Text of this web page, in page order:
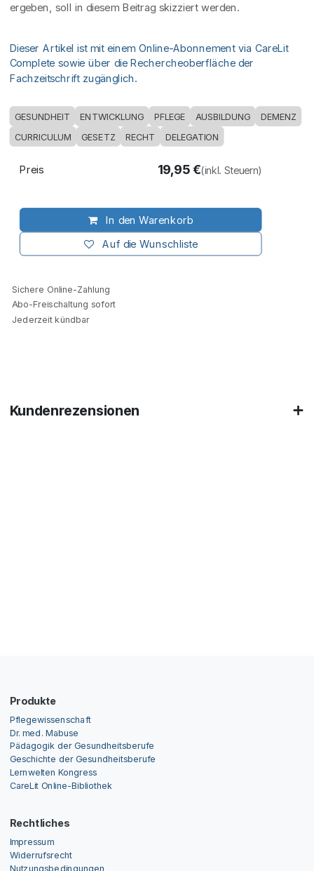
ergeben, soll in diesem Beitrag skizziert werden.
Dieser Artikel ist mit einem Online-Abonnement via CareLit
Complete sowie über die Rechercheoberfläche der
Fachzeitschrift zugänglich.
GESUNDHEIT ENTWICKLUNG PFLEGE AUSBILDUNG DEMENZ
CURRICULUM GESETZ RECHT DELEGATION
In den Warenkorb
Auf die Wunschliste
Preis 19,95€(inkl. Steuern)
Sichere Online-Zahlung
Abo-Freischaltung sofort
Jederzeit kündbar
Kundenrezensionen
Produkte
Pflegewissenschaft
Dr. med. Mabuse
Pädagogik der Gesundheitsberufe
Geschichte der Gesundheitsberufe
Lernwelten Kongress
CareLit Online-Bibliothek
Rechtliches
Impressum
Widerrufsrecht
Nutzungsbedingungen